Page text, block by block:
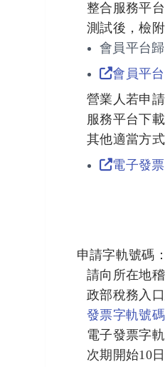
整合服務平
測試後，檢
會員平台
會員平
營業人若申
服務平台下
其他適當方
電子發
申請字軌號碼
請向所在地
政部稅務入
發票字軌號
電子發票字
次期開始10